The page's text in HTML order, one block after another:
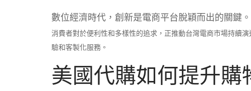
數位經濟時代，創新是電商平台脫穎而出的關鍵。
消費者對於便利性和多樣性的追求，正推動台灣電商市場持續
驗和客製化服務。
美國代購如何提升購